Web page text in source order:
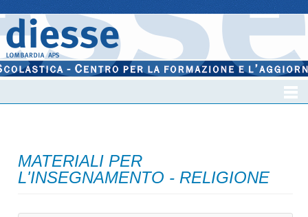
MATERIALI PER
L'INSEGNAMENTO - RELIGIONE